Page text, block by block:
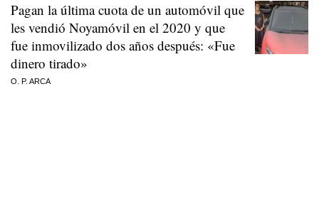
Pagan la última cuota de un automóvil que
les vendió Noyamóvil en el 2020 y que
fue inmovilizado dos años después: «Fue
dinero tirado»
O. P. ARCA